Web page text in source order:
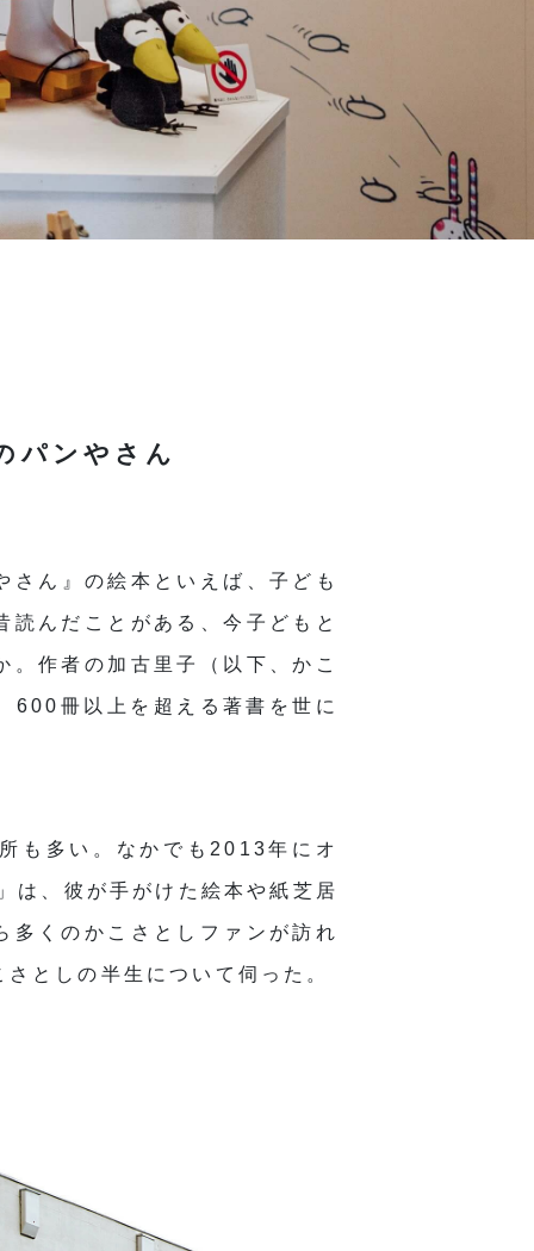
パンやさん
さん』の絵本といえば、子ども
んだことがある、今子どもと
作者の加古里子（以下、かこ
600冊以上を超える著書を世に
も多い。なかでも2013年にオ
は、彼が手がけた絵本や紙芝居
多くのかこさとしファンが訪れ
としの半生について伺った。